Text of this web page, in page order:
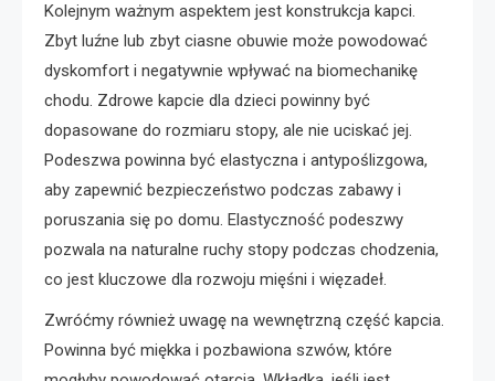
Kolejnym ważnym aspektem jest konstrukcja kapci.
Zbyt luźne lub zbyt ciasne obuwie może powodować
dyskomfort i negatywnie wpływać na biomechanikę
chodu. Zdrowe kapcie dla dzieci powinny być
dopasowane do rozmiaru stopy, ale nie uciskać jej.
Podeszwa powinna być elastyczna i antypoślizgowa,
aby zapewnić bezpieczeństwo podczas zabawy i
poruszania się po domu. Elastyczność podeszwy
pozwala na naturalne ruchy stopy podczas chodzenia,
co jest kluczowe dla rozwoju mięśni i więzadeł.
Zwróćmy również uwagę na wewnętrzną część kapcia.
Powinna być miękka i pozbawiona szwów, które